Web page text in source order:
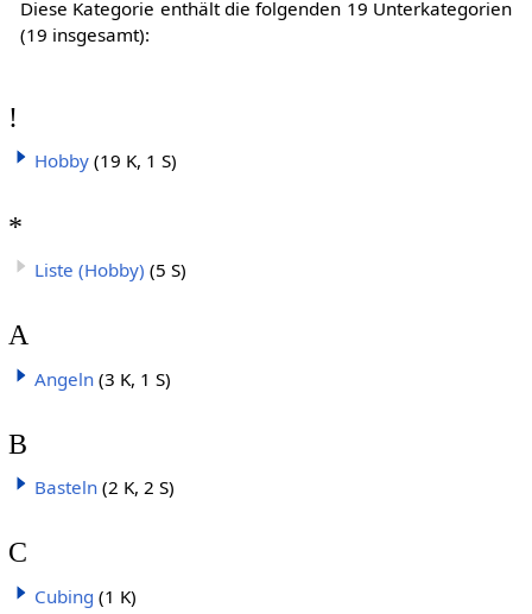
Diese Kategorie enthält die folgenden 19 Unterkategorien
(19 insgesamt):
!
Hobby (19 K, 1 S)
*
Liste (Hobby) (5 S)
A
Angeln (3 K, 1 S)
B
Basteln (2 K, 2 S)
C
Cubing (1 K)